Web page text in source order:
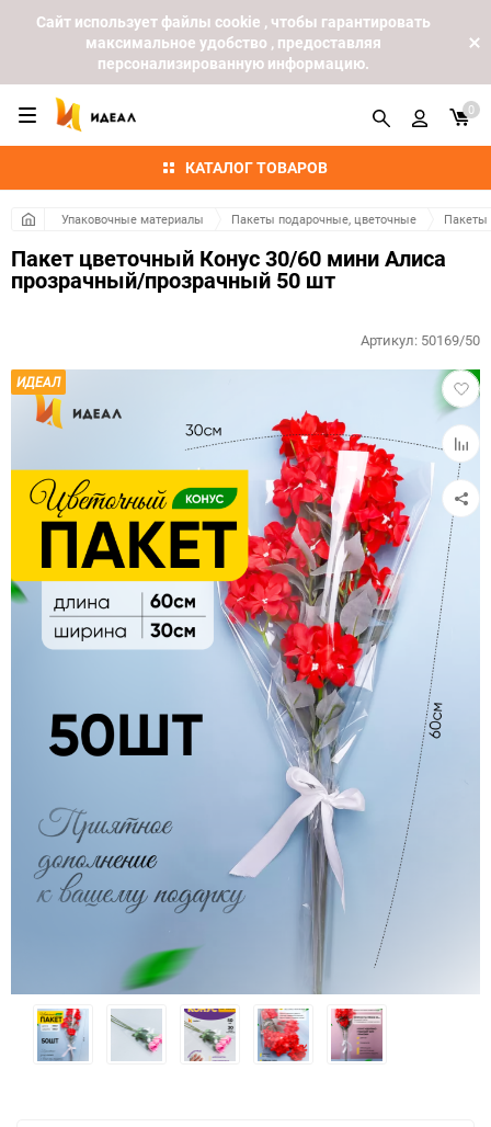
Cайт использует файлы cookie , чтобы гарантировать
максимальное удобство , предоставляя
персонализированную информацию.
КАТАЛОГ ТОВАРОВ
0
Упаковочные материалы Пакеты подарочные, цветочные
Пакет цветочный Конус 30/60 мини Алиса
прозрачный/прозрачный 50 шт
ИДЕАЛ
в
к
Артикул: 50169/50